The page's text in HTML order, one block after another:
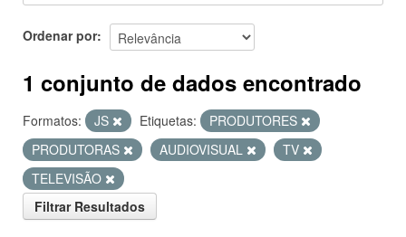
SOBRE
Ordenar por
1 conjunto de dados encontrado
Formatos: JS Etiquetas:
PRODUTORES
PRODUTORAS
AUDIOVISUAL
TV
TELEVISÃO
Filtrar Resultados